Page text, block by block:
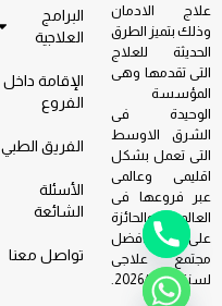
علاج الادمان
وذلك بتميز الطرق
الحديثة للعلاج
التى تقدمها وهى
المؤسسة
الوحيدة فى
الشرق الاوسط
التى تعمل بشكل
اقليمى وعالمى
عبر فروعها فى
العالم والحائزة
على جائزة افضل
مجتمع علاجى
لسنة 2026/2023.
البرامج
العلاجية
الإقامة داخل
الفروع
الفريق الطبي
الأسئلة
الشائعة
تواصل معنا